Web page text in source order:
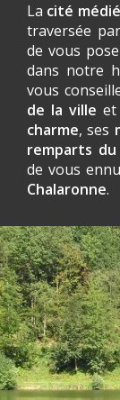
La cité
traversée par
de vous
dans notre
vous
de la villeet
charme, ses
remparts
de vous
Chalaronne.